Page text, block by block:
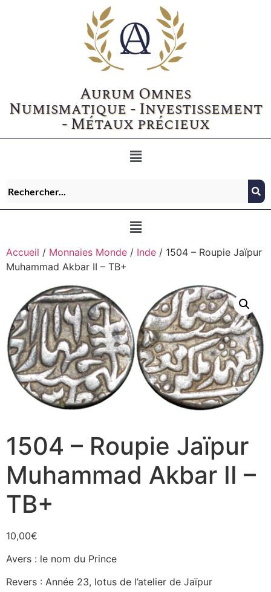
Aurum Omnes
Numismatique - Investissement
- Métaux précieux
Accueil / Monnaies Monde / Inde / 1504 – Roupie Jaïpur
Muhammad Akbar II – TB+
1504 – Roupie Jaïpur
Muhammad Akbar II –
TB+
10,00€
Avers : le nom du Prince
Revers : Année 23, lotus de l’atelier de Jaïpur